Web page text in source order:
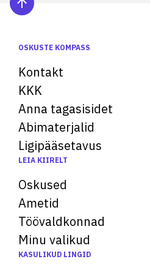
OSKUSTE KOMPASS
Kontakt
KKK
Anna tagasisidet
Abimaterjalid
Ligipääsetavus
LEIA KIIRELT
Oskused
Ametid
Töövaldkonnad
Minu valikud
KASULIKUD LINGID